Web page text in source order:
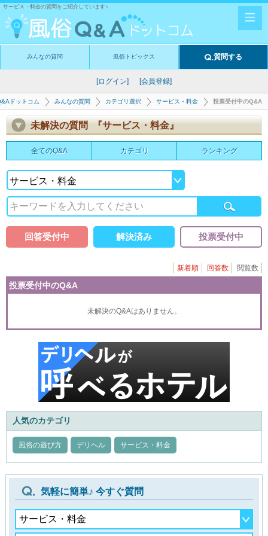
サービス・料金の質問をご紹介しています♪
みんなの質問 風俗トピックス 質問する
[ログイン] [会員登録]
ドットコム みんなの質問 カテゴリ選択 サービス・料金 投票受付中のQ&A
未解決の質問 『サービス・料金』
全てのQ&A カテゴリ ランキング
回答受付中 解決済み 投票受付中
新着順 回答数 閲覧数
投票受付中のQ&A
未解決のQ&Aはありません。
人気のカテゴリ
風俗の遊び方 デリヘル サービス・料金
気軽に簡単♪ 今すぐ質問